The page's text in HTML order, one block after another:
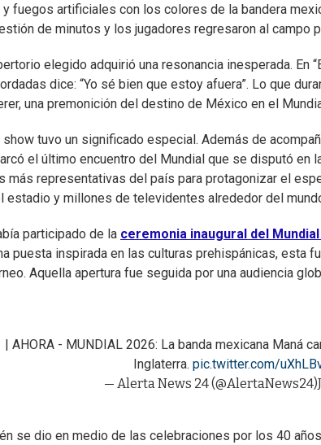
fuegos artificiales con los colores de la bandera
de minutos y los jugadores regresaron al campo
elegido adquirió una resonancia inesperada. En
dice: “Yo sé bien que estoy afuera”. Lo que
una premonición del destino de México en el
show tuvo un significado especial. Además de
el último encuentro del Mundial que se disputó en
más representativas del país para protagonizar el
estadio y millones de televidentes alrededor del
participado de la ceremonia inaugural del Mundial
puesta inspirada en las culturas prehispánicas, esta
Aquella apertura fue seguida por una audiencia
- MUNDIAL 2026: La banda mexicana Maná
Inglaterra. pic.twitter.com/
— Alerta News 24 (@AlertaNews24)
se dio en medio de las celebraciones por los 40